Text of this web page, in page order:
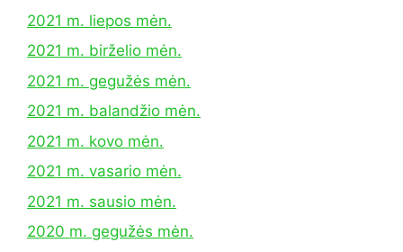
2021 m. liepos mėn.
2021 m. birželio mėn.
2021 m. gegužės mėn.
2021 m. balandžio mėn.
2021 m. kovo mėn.
2021 m. vasario mėn.
2021 m. sausio mėn.
2020 m. gegužės mėn.